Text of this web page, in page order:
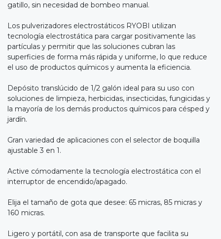
gatillo, sin necesidad de bombeo manual.
Los pulverizadores electrostáticos RYOBI utilizan
tecnología electrostática para cargar positivamente las
partículas y permitir que las soluciones cubran las
superficies de forma más rápida y uniforme, lo que reduce
el uso de productos químicos y aumenta la eficiencia.
Depósito translúcido de 1/2 galón ideal para su uso con
soluciones de limpieza, herbicidas, insecticidas, fungicidas y
la mayoría de los demás productos químicos para césped y
jardín.
Gran variedad de aplicaciones con el selector de boquilla
ajustable 3 en 1.
Active cómodamente la tecnología electrostática con el
interruptor de encendido/apagado.
Elija el tamaño de gota que desee: 65 micras, 85 micras y
160 micras.
Ligero y portátil, con asa de transporte que facilita su